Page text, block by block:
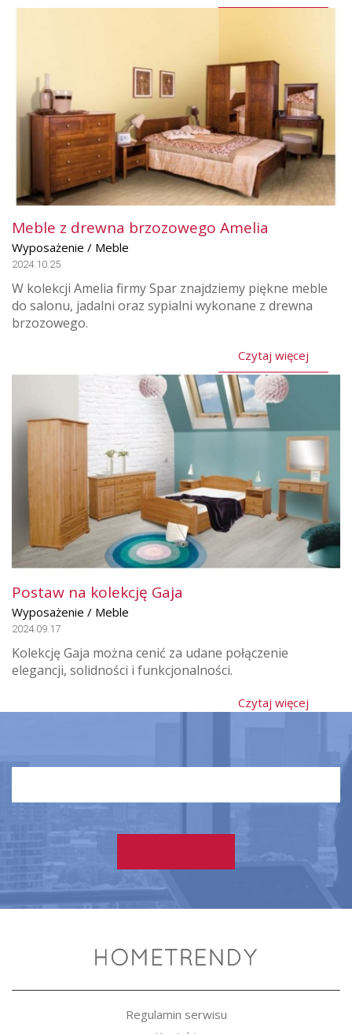
Meble z drewna brzozowego Amelia
Wyposażenie / Meble
2024.10.25
W kolekcji Amelia firmy Spar znajdziemy piękne meble
do salonu, jadalni oraz sypialni wykonane z drewna
brzozowego.
Czytaj więcej
Postaw na kolekcję Gaja
Wyposażenie / Meble
2024.09.17
Kolekcję Gaja można cenić za udane połączenie
elegancji, solidności i funkcjonalności.
Czytaj więcej
Regulamin serwisu